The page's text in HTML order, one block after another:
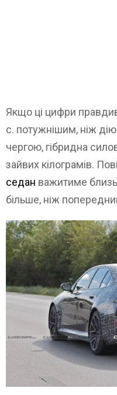
Якщо ці цифри
с. потужнішим, ніж
чергою, гібридна
зайвих кілограмів.
седан важитиме
більше, ніж